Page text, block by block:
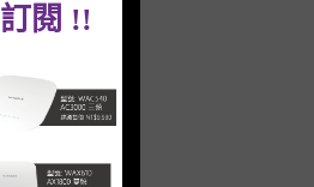
訂閱 !!